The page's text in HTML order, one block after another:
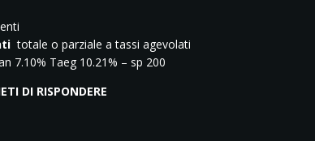
totale o parziale a tassi agevolati
7.10% Taeg 10.21% – sp 200
DI RISPONDERE